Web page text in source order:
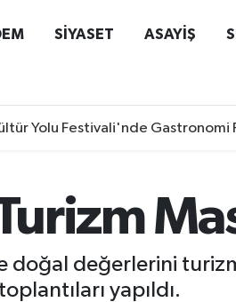
SİYASET ASAYİŞ
Yolu Festivali'nde Gastronomi
doğal değerlerini
yapıldı.